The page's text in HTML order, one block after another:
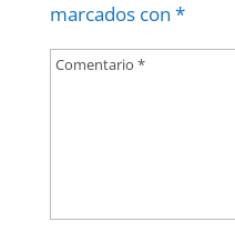
marcados con *